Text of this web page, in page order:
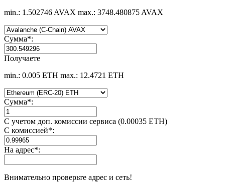
min.: 1.502746 AVAX max.: 3748.480875 AVAX
Сумма*:
Получаете
min.: 0.005 ETH max.: 12.4721 ETH
Сумма*:
С учетом доп. комиссии сервиса (0.00035 ETH)
С комиссией*:
На адрес*:
Внимательно проверьте адрес и сеть!